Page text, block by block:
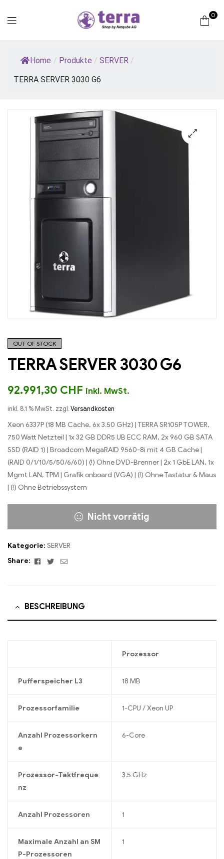
Computer
0
Home / Produkte / SERVER /
TERRA SERVER 3030 G6
OUT OF STOCK
TERRA SERVER 3030 G6
92.991,30 CHF inkl. MwSt.
inkl. 8,1 % MwSt. zzgl.Versandkosten
Xeon 6337P (18 MB Cache, 6x 3.50 GHz) | TERRA SR105P TOWER,
750 Watt Netzteil | 1x 32 GB DDR5 UB ECC RAM, 2x 960 GB SATA
SSD (RAID 1) | Broadcom MegaRAID 9560-8i mit 4 GB Cache |
(RAID 0/1/10/5/50/6/60) | (!) Ohne DVD-Brenner | 2x 1 GbE LAN, 1x
Mgmt LAN, TPM | Grafik onboard (VGA) | (!) Ohne Tastatur & Maus
| (!) Ohne Betriebssystem
Nicht vorrätig
Kategorie: SERVER
Share:
Facebook
TwitterEmail
BESCHREIBUNG
Prozessor
Pufferspeicher L3 18 MB
Prozessorfamilie 1-CPU / Xeon UP
Anzahl Prozessorkern
e
6-Core
Prozessor-Taktfreque
nz
3.5 GHz
Anzahl Prozessoren 1
Maximale Anzahl an SM
P-Prozessoren
1